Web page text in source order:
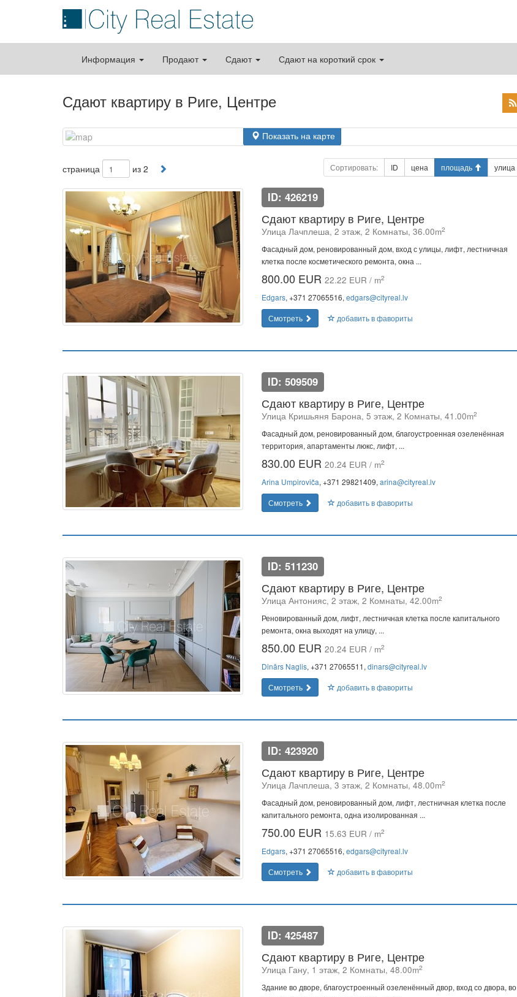
Информация Продают Сдают Сдают на короткий срок
Сдают квартиру в Риге, Центре
Показать на карте
страница из 2 Сортировать: ID цена площадь улица
ID: 426219
Сдают квартиру в Риге, Центре
Улица Лачплеша, 2 этаж, 2 Комнаты, 36.00m2
Фасадный дом, реновированный дом, вход с улицы, лифт, лестничная
клетка после косметического ремонта, окна ...
800.00 EUR 22.22 EUR / m2
Edgars, +371 27065516, edgars@cityreal.lv
Смотреть
добавить в фавориты
ID: 509509
Сдают квартиру в Риге, Центре
Улица Кришьяня Барона, 5 этаж, 2 Комнаты, 41.00m2
Фасадный дом, реновированный дом, благоустроенная озеленённая
территория, апартаменты люкс, лифт, ...
830.00 EUR 20.24 EUR / m2
Arina Umpiroviča, +371 29821409, arina@cityreal.lv
Смотреть
добавить в фавориты
ID: 511230
Сдают квартиру в Риге, Центре
Улица Антонияс, 2 этаж, 2 Комнаты, 42.00m2
Реновированный дом, лифт, лестничная клетка после капитального
ремонта, окна выходят на улицу, ...
850.00 EUR 20.24 EUR / m2
Dinārs Naglis, +371 27065511, dinars@cityreal.lv
Смотреть
добавить в фавориты
ID: 423920
Сдают квартиру в Риге, Центре
Улица Лачплеша, 3 этаж, 2 Комнаты, 48.00m2
Фасадный дом, реновированный дом, лифт, лестничная клетка после
капитального ремонта, одна изолированная ...
750.00 EUR 15.63 EUR / m2
Edgars, +371 27065516, edgars@cityreal.lv
Смотреть
добавить в фавориты
ID: 425487
Сдают квартиру в Риге, Центре
Улица Гану, 1 этаж, 2 Комнаты, 48.00m2
Здание во дворе, благоустроенный озеленённый двор, вход со двора, во